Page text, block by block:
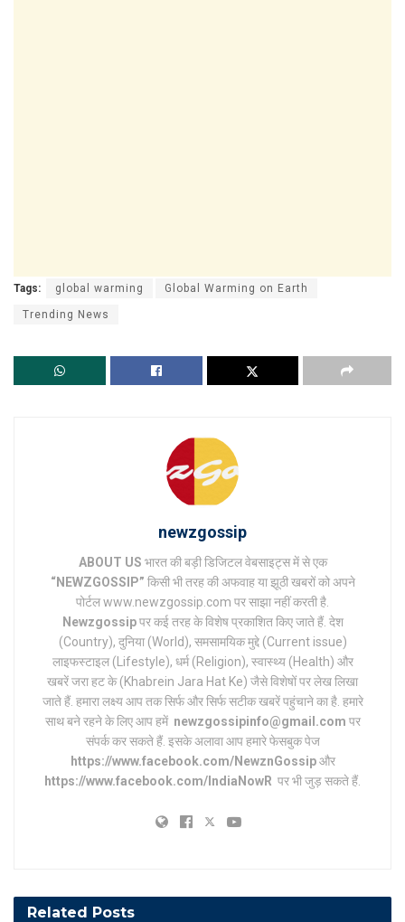
Tags: global warming Global Warming on Earth
Trending News
newzgossip
ABOUT US भारत की बड़ी डिजिटल वेबसाइट्स में से एक
“NEWZGOSSIP” किसी भी तरह की अफवाह या झूठी खबरों को अपने
पोर्टल www.newzgossip.com पर साझा नहीं करती है.
Newzgossipपर कई तरह के विशेष प्रकाशित किए जाते हैं. देश
(Country), दुनिया (World), समसामयिक मुद्दे (Current issue)
लाइफस्टाइल (Lifestyle), धर्म (Religion), स्वास्थ्य (Health) और
खबरें जरा हट के (Khabrein Jara Hat Ke) जैसे विशेषों पर लेख लिखा
जाते हैं. हमारा लक्ष्य आप तक सिर्फ और सिर्फ सटीक खबरें पहुंचाने का है. हमारे
साथ बने रहने के लिए आप हमें newzgossipinfo@gmail.com पर
संपर्क कर सकते हैं. इसके अलावा आप हमारे फेसबुक पेज
https://www.facebook.com/NewznGossipऔर
https://www.facebook.com/IndiaNowR पर भी जुड़ सकते हैं.
Related Posts